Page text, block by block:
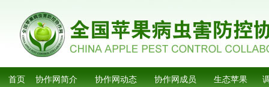
首页 协作网简介 协作网动态 协作网成员 生态苹果